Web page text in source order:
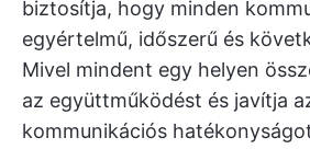
biztosítja, hogy minden
egyértelmű, időszerű és
Mivel mindent egy helyen
az együttműködést és javítja
kommunikációs